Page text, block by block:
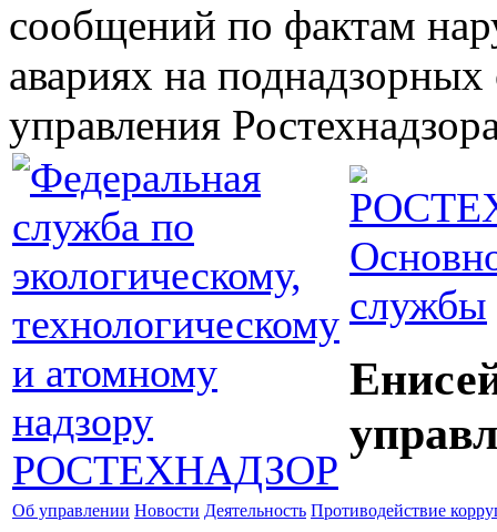
сообщений по фактам
авариях на поднадзорных
управления
службы
Об управлении Новости Деятельность Противодействие